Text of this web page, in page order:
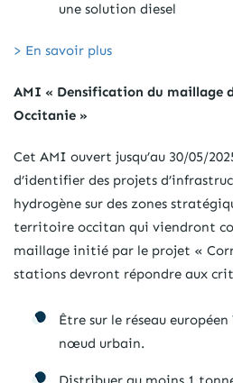
une solution diesel
> En savoir plus
AMI « Densification du maillage
Occitanie »
Cet AMI ouvert jusqu’au 30/05/
d’identifier des projets
hydrogène sur des zones
territoire occitan qui viendront
maillage initié par le projet «
stations devront répondre aux
Être sur le réseau européen
nœud urbain.